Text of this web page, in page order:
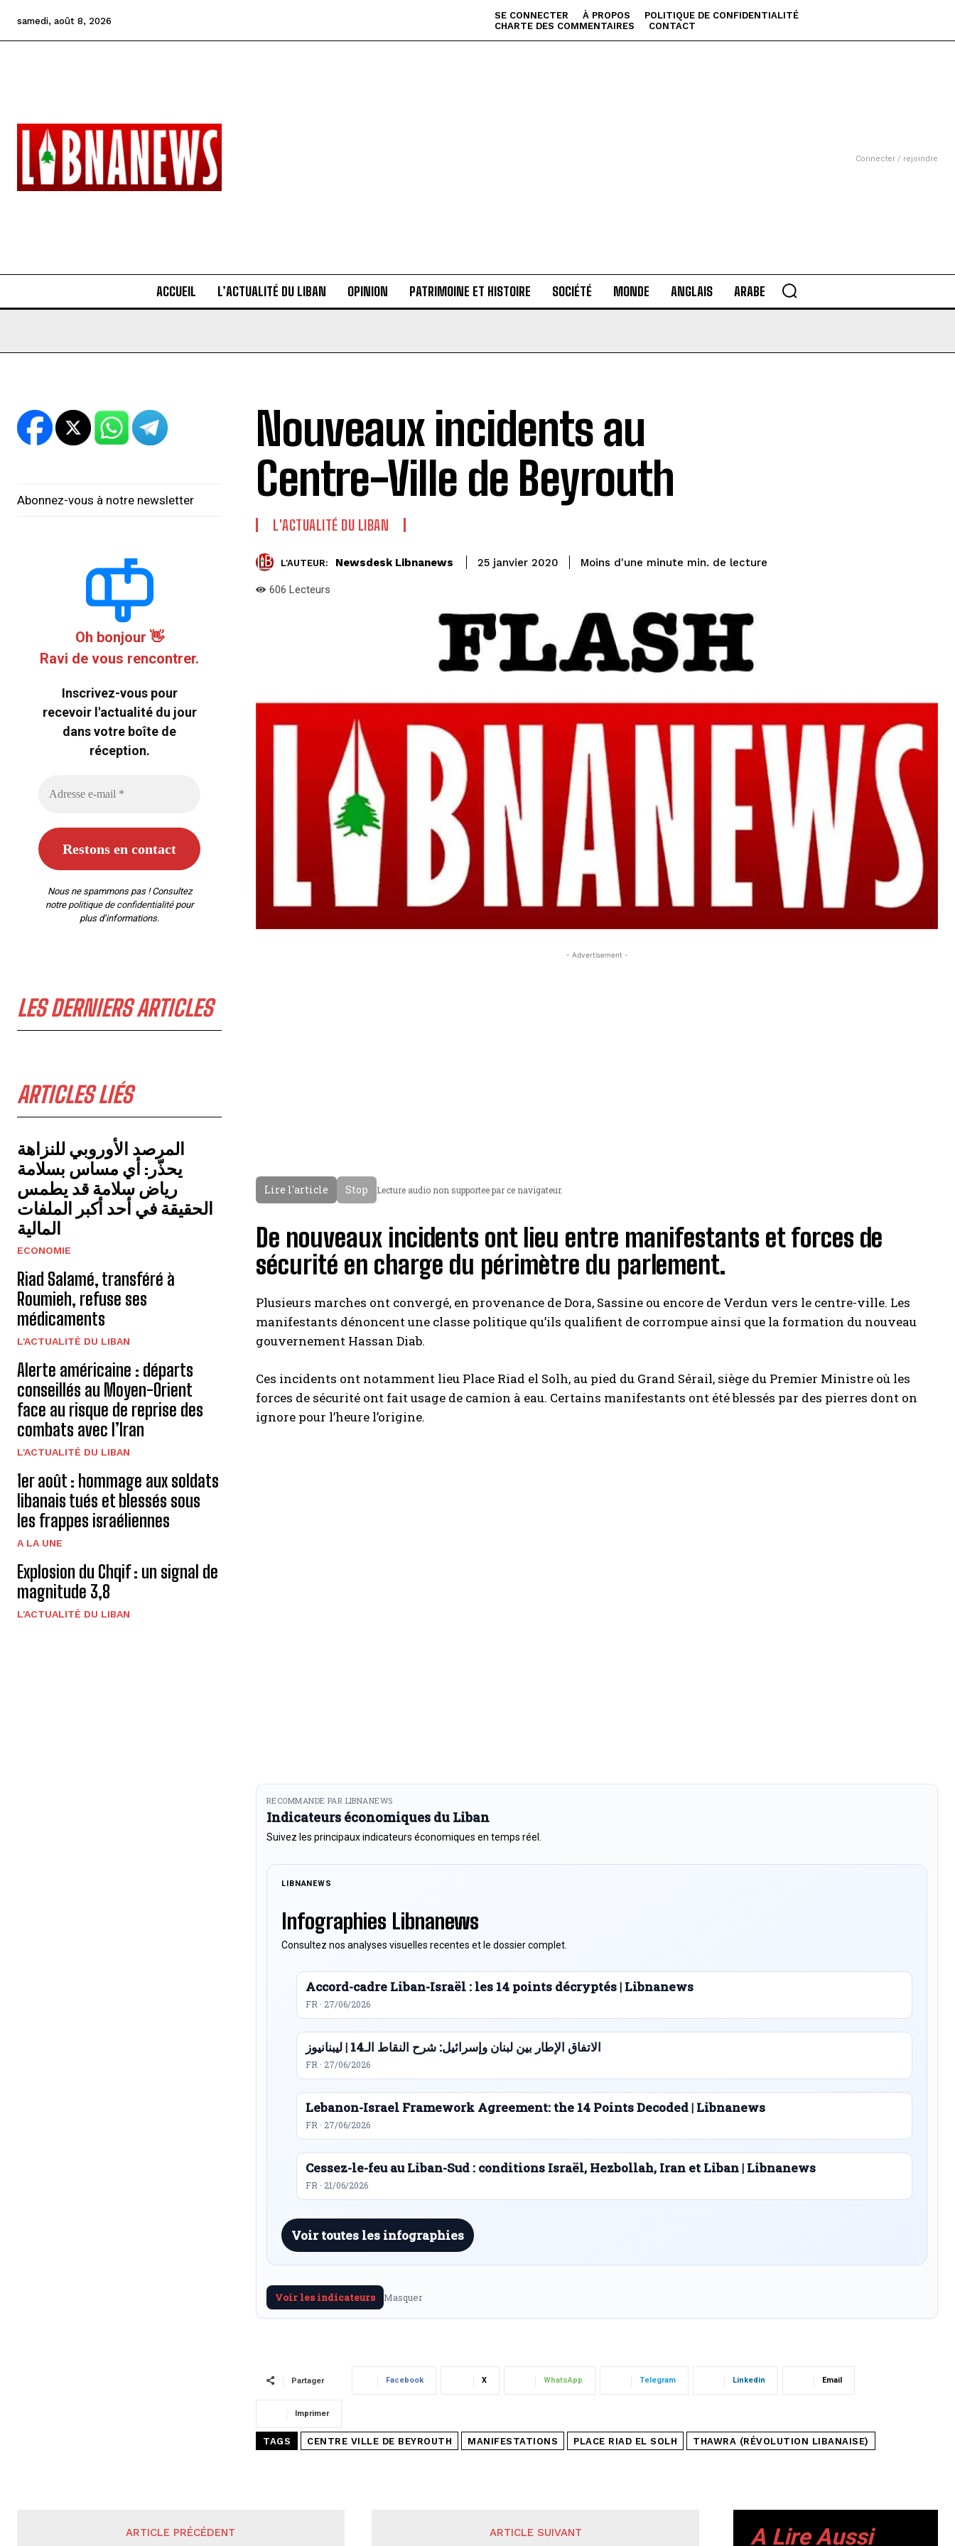
samedi, août 8, 2026 SE CONNECTER À PROPOS
POLITIQUE DE CONFIDENTIALITÉ
CHARTE DES COMMENTAIRES
CONTACT
Connecter / rejoindre
ACCUEIL L’ACTUALITÉ DU LIBAN OPINION PATRIMOINE ET HISTOIRE SOCIÉTÉ MONDE ANGLAIS ARABE
Abonnez-vous à notre newsletter
Oh bonjour 👋
Ravi de vous rencontrer.
Inscrivez-vous pour
recevoir l'actualité du jour
dans votre boîte de
réception.
Nous ne spammons pas ! Consultez
notre politique de confidentialitépour
plus d’informations.
LES DERNIERS ARTICLES
ARTICLES LIÉS
المرصد الأوروبي للنزاهة
يحذّر: أي مساس بسلامة
رياض سلامة قد يطمس
الحقيقة في أحد أكبر الملفات
المالية
ECONOMIE
Riad Salamé, transféré à
Roumieh, refuse ses
médicaments
L'ACTUALITÉ DU LIBAN
Alerte américaine : départs
conseillés au Moyen-Orient
face au risque de reprise des
combats avec l’Iran
L'ACTUALITÉ DU LIBAN
1er août : hommage aux soldats
libanais tués et blessés sous
les frappes israéliennes
A LA UNE
Explosion du Chqif : un signal de
magnitude 3,8
L'ACTUALITÉ DU LIBAN
Nouveaux incidents au
Centre-Ville de Beyrouth
L'ACTUALITÉ DU LIBAN
L'AUTEUR: Newsdesk Libnanews 25 janvier 2020 Moins d'une minute min. de lecture
606 Lecteurs
- Advertisement -
Lire l'article Stop Lecture audio non supportee par ce navigateur.
De nouveaux incidents ont lieu entre manifestants et forces de
sécurité en charge du périmètre du parlement.
Plusieurs marches ont convergé, en provenance de Dora, Sassine ou encore de Verdun vers le centre-ville. Les
manifestants dénoncent une classe politique qu’ils qualifient de corrompue ainsi que la formation du nouveau
gouvernement Hassan Diab.
Ces incidents ont notamment lieu Place Riad el Solh, au pied du Grand Sérail, siège du Premier Ministre où les
forces de sécurité ont fait usage de camion à eau. Certains manifestants ont été blessés par des pierres dont on
ignore pour l’heure l’origine.
RECOMMANDE PAR LIBNANEWS
Indicateurs économiques du Liban
Suivez les principaux indicateurs économiques en temps réel.
LIBNANEWS
Infographies Libnanews
Consultez nos analyses visuelles recentes et le dossier complet.
Accord-cadre Liban-Israël : les 14 points décryptés | Libnanews
FR · 27/06/2026
الاتفاق الإطار بين لبنان وإسرائيل: شرح النقاط الـ14 | ليبنانيوز
FR · 27/06/2026
Lebanon-Israel Framework Agreement: the 14 Points Decoded | Libnanews
FR · 27/06/2026
Cessez-le-feu au Liban-Sud : conditions Israël, Hezbollah, Iran et Liban | Libnanews
FR · 21/06/2026
Voir toutes les infographies
Voir les indicateurs Masquer
Partager Facebook X WhatsApp Telegram Linkedin Email
Imprimer
TAGS CENTRE VILLE DE BEYROUTH MANIFESTATIONS PLACE RIAD EL SOLH THAWRA (RÉVOLUTION LIBANAISE)
ARTICLE PRÉCÉDENT ARTICLE SUIVANT A Lire Aussi